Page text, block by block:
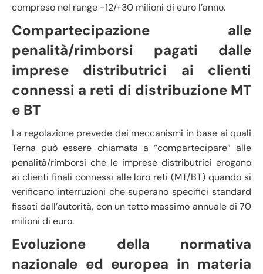
compreso nel range -12/+30 milioni di euro l’anno.
Compartecipazione alle
penalità/rimborsi pagati dalle
imprese distributrici ai clienti
connessi a reti di distribuzione MT
e BT
La regolazione prevede dei meccanismi in base ai quali
Terna può essere chiamata a “compartecipare” alle
penalità/rimborsi che le imprese distributrici erogano
ai clienti finali connessi alle loro reti (MT/BT) quando si
verificano interruzioni che superano specifici standard
fissati dall’autorità, con un tetto massimo annuale di 70
milioni di euro.
Evoluzione della normativa
nazionale ed europea in materia